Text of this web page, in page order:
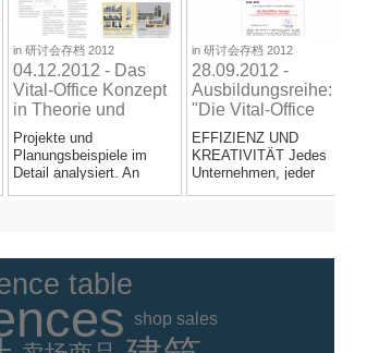
/a>
in 研讨会存档 2012
04.12.2012 - Das
Vital-Office Konzept
in Theorie und
Praxis
Projekte und
Planungsbeispiele im
Detail analysiert. An
/a>
in 研讨会存档 2012
28.09.2012 -
Ausbildungsreihe: 2.
"Die Vital-Office
Produkte und
Planungsbeispiele"
.. gesunde Büros in
EFFIZIENZ UND
KREATIVITÄT Jedes
Unternehmen, jeder
table
shop sales